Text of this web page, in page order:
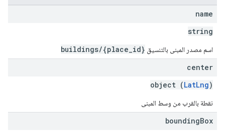
name
string
اسم مصدر المبنى بالتنسيق buildings/{place_id}
center
object (LatLng)
نقطة بالقرب من وسط المبنى
boundingBox